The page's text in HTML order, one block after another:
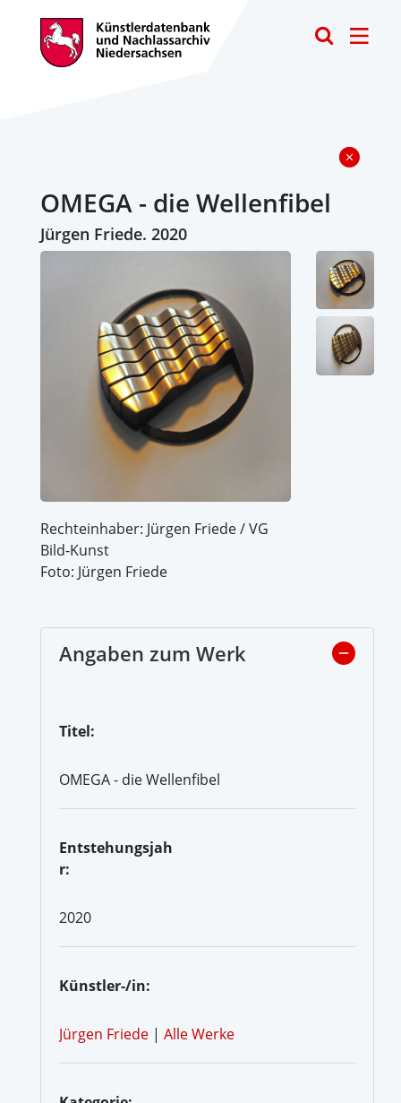
OMEGA - die Wellenfibel
Jürgen Friede. 2020
Rechteinhaber: Jürgen Friede / VG
Bild-Kunst
Foto: Jürgen Friede
Angaben zum Werk
Titel:
OMEGA - die Wellenfibel
Entstehungsjah
r:
2020
Künstler-/in:
Jürgen Friede | Alle Werke